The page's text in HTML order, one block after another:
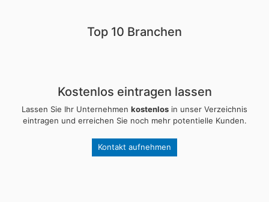
Top 10 Branchen
Kostenlos eintragen lassen
Lassen Sie Ihr Unternehmen kostenlos in unser Verzeichnis
eintragen und erreichen Sie noch mehr potentielle Kunden.
Kontakt aufnehmen